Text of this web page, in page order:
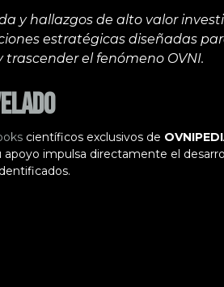
y hallazgos de alto valor
estratégicas diseñadas
el fenómeno OVNI.
científicos exclusivos de
impulsa directamente el